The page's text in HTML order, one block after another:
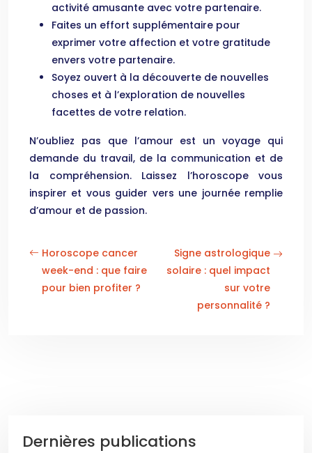
activité amusante avec votre partenaire.
Faites un effort supplémentaire pour
exprimer votre affection et votre gratitude
envers votre partenaire.
Soyez ouvert à la découverte de nouvelles
choses et à l’exploration de nouvelles
facettes de votre relation.
N’oubliez pas que l’amour est un voyage qui
demande du travail, de la communication et de
la compréhension. Laissez l’horoscope vous
inspirer et vous guider vers une journée remplie
d’amour et de passion.
Horoscope cancer
week-end : que faire
pour bien profiter ?
Signe astrologique
solaire : quel impact
sur votre
personnalité ?
Dernières publications